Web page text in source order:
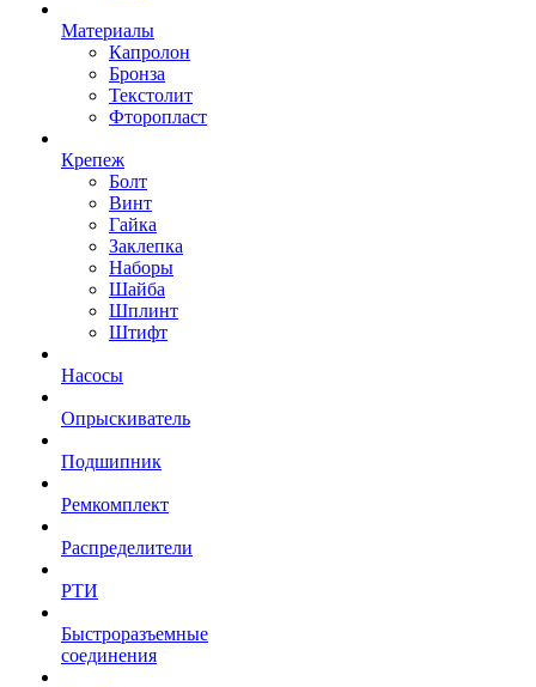
Материалы
Капролон
Бронза
Текстолит
Фторопласт
Крепеж
Болт
Винт
Гайка
Заклепка
Наборы
Шайба
Шплинт
Штифт
Насосы
Опрыскиватель
Подшипник
Ремкомплект
Распределители
РТИ
Быстроразъемные
соединения